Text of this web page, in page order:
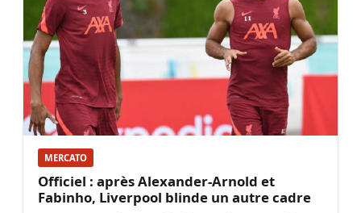
MERCATO
Officiel : après Alexander-Arnold et
Fabinho, Liverpool blinde un autre cadre